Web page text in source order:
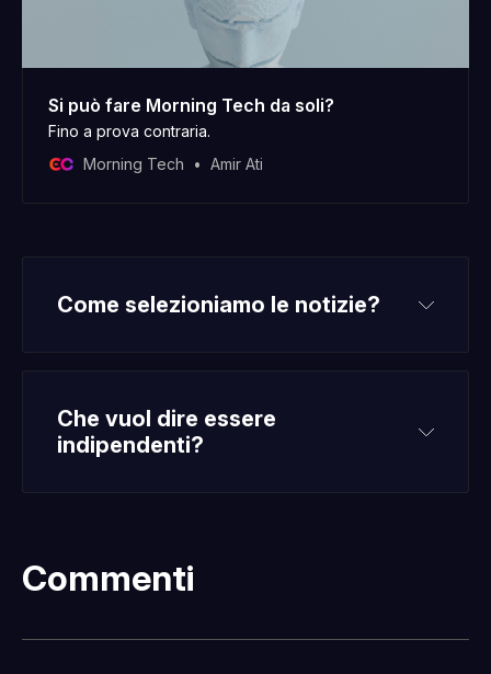
Si può fare Morning Tech da soli?
Fino a prova contraria.
Morning Tech
Amir Ati
Come selezioniamo le notizie?
Che vuol dire essere
indipendenti?
Commenti